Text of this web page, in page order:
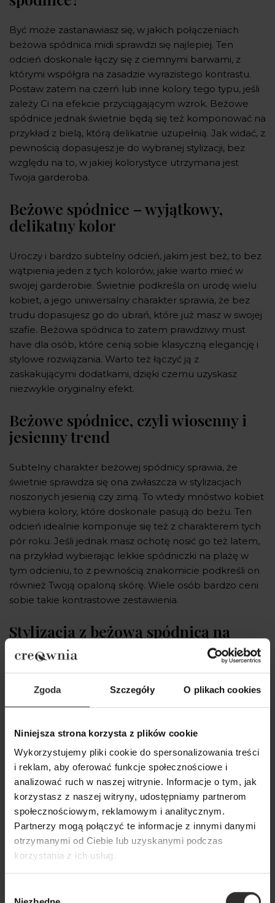
Zgoda Szczegóły O plikach cookies
Niniejsza strona korzysta z plików cookie
Wykorzystujemy pliki cookie do spersonalizowania treści
i reklam, aby oferować funkcje społecznościowe i
analizować ruch w naszej witrynie. Informacje o tym, jak
korzystasz z naszej witryny, udostępniamy partnerom
społecznościowym, reklamowym i analitycznym.
Partnerzy mogą połączyć te informacje z innymi danymi
otrzymanymi od Ciebie lub uzyskanymi podczas
korzystania z ich usług.
Być może zastanawiasz się, w jakich połączeniach
beżowa spódnica midi sprawdzi się najlepiej. Ten
odcień doskonale łączy się z ciemnymi barwami, z
którymi współgra na zasadzie wyrazistego kontrastu.
Postaw zatem na czerń lub inne kolory tego typu, jeśli
zależy Ci na efekcie przyciągającym wzrok. Beżowe
spódnice jednak świetnie będą się też komponować na
przykład z bielą, którą delikatnie uzupełnią. Jak widać, z
pewnością dopasujesz je do wybranej stylizacji, bez
względu na to, w jakiej kolorystyce utrzymana jest
Twoja garderoba.
Beżowe spódnice – wyjątkowy,
delikatny kolor
Uroczy i bardzo subtelny odcień, jakim jest beż, to bez
wątpienia jeden z tych kolorów, jakie warto mieć w
swojej garderobie. Świetnie podkreśla on urodę wielu
kobiet, a jego uniwersalny charakter sprawia, że bez
trudu dopasujesz go do ubrań, które już masz w swojej
szafie. Beżowa spódnica to zatem prawdziwy must
have dla osób, które cenią sobie klasyczną elegancję i
stylowe rozwiązania. Warto też łączyć ją z
zaskakującymi dodatkami, dzięki czemu uzyskasz
niezwykle oryginalny efekt.
Beżowe spódnice, czyli wiosenny i
jesienny trend
Subtelny charakter beżowej spódnicy sprawia, że
świetnie sprawdza się ona zwłaszcza w stylizacjach
noszonych jesienią czy zimą. To wtedy mnóstwo kobiet
wybiera kolory, które doskonale pasują do beżu. Ten
odcień idealnie komponuje się też z charakterem tych
pór roku. Jeśli jednak masz ochotę nosić go też latem,
na przykład wybierając lekkie spódniczki na plażę w
tym odcieniu, to z pewnością znakomicie podkreśli on
również Twoją opaloną skórę. Wiele osób bardzo ceni
sobie takie kontrastowe zestawienia.
Stylizacja z beżową spódnicą na
każdą okazję
rodziny czy może spacer z psem? Na każdą z tych
okazji idealnie nadaje się beżowa spódnica, której
pozwolą na stworzenie uniwersalnego, wygodnego,
ale też modnego outfitu. W ten sposób zawsze
będziesz prezentować się stosownie do okoliczności i
elegancko, a charakter swojej stylizacji z powodzeniem
zmodyfikujesz dzięki rozmaitym dodatkom, takim jak
torebka czy buty.
Beżowe spódnice – modne
rozwiązanie dla każdej kobiety
Szukasz ubrań z miękkich naturalnych tkanin, które